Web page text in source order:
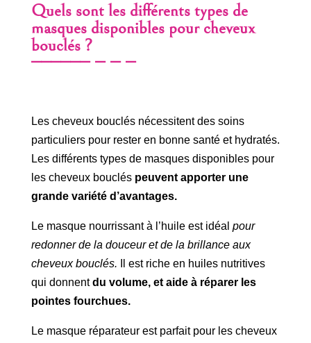
Quels sont les différents types de
masques disponibles pour cheveux
bouclés ?
Les cheveux bouclés nécessitent des soins
particuliers pour rester en bonne santé et hydratés.
Les différents types de masques disponibles pour
les cheveux bouclés peuvent apporter une
grande variété d’avantages.
Le masque nourrissant à l’huile est idéal pour
redonner de la douceur et de la brillance aux
cheveux bouclés. Il est riche en huiles nutritives
qui donnentdu volume, et aide à réparer les
pointes fourchues.
Le masque réparateur est parfait pour les cheveux